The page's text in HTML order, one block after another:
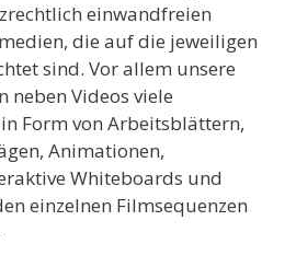
einwandfreien
die auf die jeweiligen
sind. Vor allem unsere
neben Videos viele
Form von Arbeitsblättern,
Animationen,
Whiteboards und
einzelnen Filmsequenzen